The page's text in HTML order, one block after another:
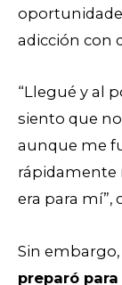
adicción con
“Llegué y al
siento que
aunque me
rápidamente
era para mí”,
Sin
preparó